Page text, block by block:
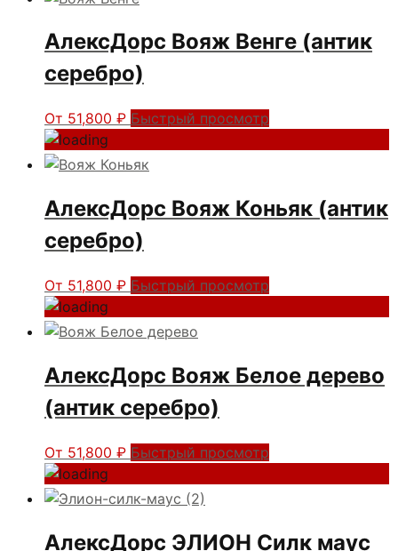
АлексДорс Вояж Венге (антик
серебро)
От 51,800 ₽ Быстрый просмотр
АлексДорс Вояж Коньяк (антик
серебро)
От 51,800 ₽ Быстрый просмотр
АлексДорс Вояж Белое дерево
(антик серебро)
От 51,800 ₽ Быстрый просмотр
АлексДорс ЭЛИОН Силк маус